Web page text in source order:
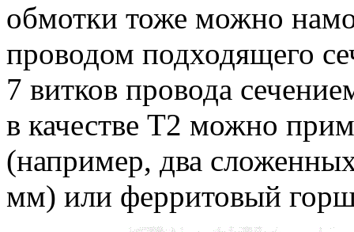
обмотки тоже можно
проводом подходящего
7 витков провода
в качестве Т2 можно
(например, два
мм) или ферритовый